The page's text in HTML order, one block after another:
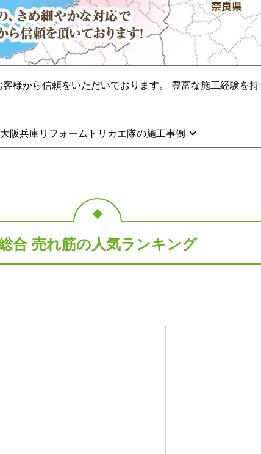
様から信頼をいただいております。 豊富な施工経験を
大阪兵庫リフォームトリカエ隊の施工事例
合 売れ筋の人気ランキング
人気 当店人気